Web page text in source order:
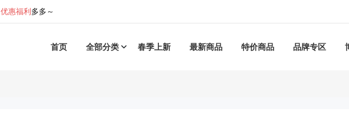
优惠福利 多多～
首页 全部分类 春季上新 最新商品 特价商品 品牌专区